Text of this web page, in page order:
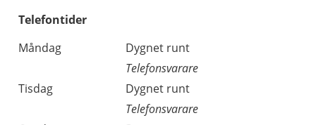
Telefontider
Måndag
Dygnet runt
Telefonsvarare
Tisdag
Dygnet runt
Telefonsvarare